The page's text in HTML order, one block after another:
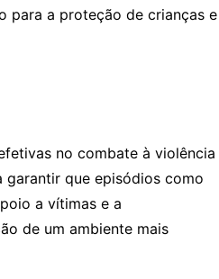
para a proteção de crianças e
no combate à violência
garantir que episódios como
a vítimas e a
de um ambiente mais